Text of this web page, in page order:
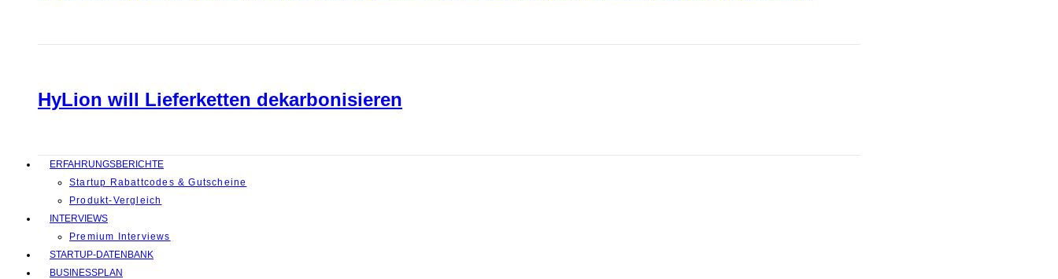
HyLion will Lieferketten dekarbonisieren
ERFAHRUNGSBERICHTE
Startup Rabattcodes & Gutscheine
Produkt-Vergleich
INTERVIEWS
Premium Interviews
STARTUP-DATENBANK
BUSINESSPLAN